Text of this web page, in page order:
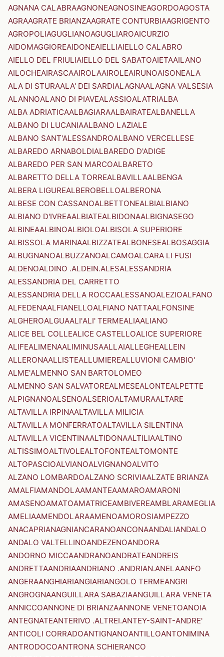
AGNANA CALABRAAGNONEAGNOSINEAGORDOAGOSTA
AGRAAGRATE BRIANZAAGRATE CONTURBIAAGRIGENTO
AGROPOLIAGUGLIANOAGUGLIAROAICURZIO
AIDOMAGGIOREAIDONEAIELLIAIELLO CALABRO
AIELLO DEL FRIULIAIELLO DEL SABATOAIETAAILANO
AILOCHEAIRASCAAIROLAAIROLEAIRUNOAISONEALA
ALA DI STURAALA' DEI SARDIALAGNAALAGNA VALSESIA
ALANNOALANO DI PIAVEALASSIOALATRIALBA
ALBA ADRIATICAALBAGIARAALBAIRATEALBANELLA
ALBANO DI LUCANIAALBANO LAZIALE
ALBANO SANT'ALESSANDROALBANO VERCELLESE
ALBAREDO ARNABOLDIALBAREDO D'ADIGE
ALBAREDO PER SAN MARCOALBARETO
ALBARETTO DELLA TORREALBAVILLAALBENGA
ALBERA LIGUREALBEROBELLOALBERONA
ALBESE CON CASSANOALBETTONEALBIALBIANO
ALBIANO D'IVREAALBIATEALBIDONAALBIGNASEGO
ALBINEAALBINOALBIOLOALBISOLA SUPERIORE
ALBISSOLA MARINAALBIZZATEALBONESEALBOSAGGIA
ALBUGNANOALBUZZANOALCAMOALCARA LI FUSI
ALDENOALDINO .ALDEIN.ALESALESSANDRIA
ALESSANDRIA DEL CARRETTO
ALESSANDRIA DELLA ROCCAALESSANOALEZIOALFANO
ALFEDENAALFIANELLOALFIANO NATTAALFONSINE
ALGHEROALGUAALI'ALI' TERMEALIAALIANO
ALICE BEL COLLEALICE CASTELLOALICE SUPERIORE
ALIFEALIMENAALIMINUSAALLAIALLEGHEALLEIN
ALLERONAALLISTEALLUMIEREALLUVIONI CAMBIO'
ALME'ALMENNO SAN BARTOLOMEO
ALMENNO SAN SALVATOREALMESEALONTEALPETTE
ALPIGNANOALSENOALSERIOALTAMURAALTARE
ALTAVILLA IRPINAALTAVILLA MILICIA
ALTAVILLA MONFERRATOALTAVILLA SILENTINA
ALTAVILLA VICENTINAALTIDONAALTILIAALTINO
ALTISSIMOALTIVOLEALTOFONTEALTOMONTE
ALTOPASCIOALVIANOALVIGNANOALVITO
ALZANO LOMBARDOALZANO SCRIVIAALZATE BRIANZA
AMALFIAMANDOLAAMANTEAAMAROAMARONI
AMASENOAMATOAMATRICEAMBIVEREAMBLARAMEGLIA
AMELIAAMENDOLARAAMENOAMOROSIAMPEZZO
ANACAPRIANAGNIANCARANOANCONAANDALIANDALO
ANDALO VALTELLINOANDEZENOANDORA
ANDORNO MICCAANDRANOANDRATEANDREIS
ANDRETTAANDRIAANDRIANO .ANDRIAN.ANELAANFO
ANGERAANGHIARIANGIARIANGOLO TERMEANGRI
ANGROGNAANGUILLARA SABAZIAANGUILLARA VENETA
ANNICCOANNONE DI BRIANZAANNONE VENETOANOIA
ANTEGNATEANTERIVO .ALTREI.ANTEY-SAINT-ANDRE'
ANTICOLI CORRADOANTIGNANOANTILLOANTONIMINA
ANTRODOCOANTRONA SCHIERANCO